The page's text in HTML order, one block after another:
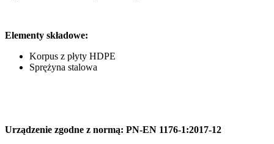
Elementy składowe:
Korpus z płyty HDPE
Sprężyna stalowa
Urządzenie zgodne z normą: PN-EN 1176-1:2017-12